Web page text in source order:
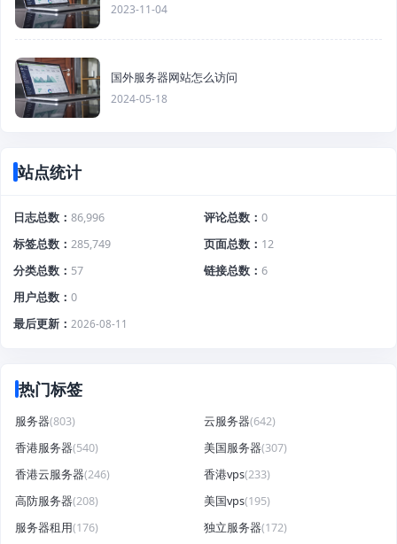
2023-11-04
国外服务器网站怎么访问
2024-05-18
站点统计
日志总数 86,996 评论总数
0
标签总数
285,749 页面总数
12
分类总数
57 链接总数
6
用户总数
0
最后更新
2026-08-11
热门标签
服务器(803) 云服务器(642)
香港服务器(540) 美国服务器(307)
香港云服务器(246) 香港vps(233)
高防服务器(208) 美国vps(195)
服务器租用(176) 独立服务器(172)